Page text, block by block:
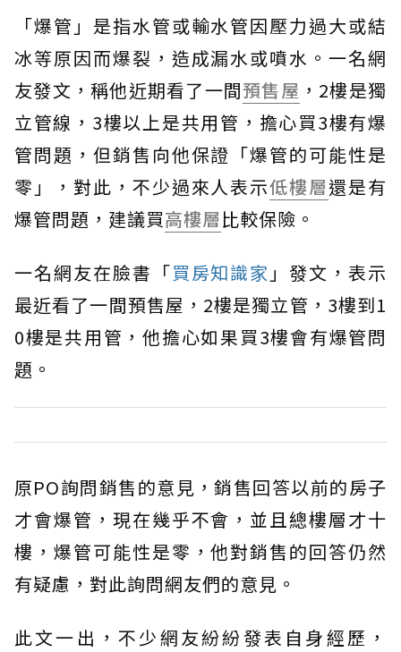
「爆管」是指水管或輸水管因壓力過大或結
冰等原因而爆裂，造成漏水或噴水。一名網
友發文，稱他近期看了一間預售屋 ，2樓是獨
立管線，3樓以上是共用管，擔心買3樓有爆
管問題，但銷售向他保證「爆管的可能性是
零」，對此，不少過來人表示低樓層還是有
爆管問題，建議買高樓層 比較保險。
一名網友在臉書「買房知識家 」發文，表示
最近看了一間預售屋，2樓是獨立管，3樓到1
0樓是共用管，他擔心如果買3樓會有爆管問
題。
原PO詢問銷售的意見，銷售回答以前的房子
才會爆管，現在幾乎不會，並且總樓層才十
樓，爆管可能性是零，他對銷售的回答仍然
有疑慮，對此詢問網友們的意見。
此文一出，不少網友紛紛發表自身經歷，